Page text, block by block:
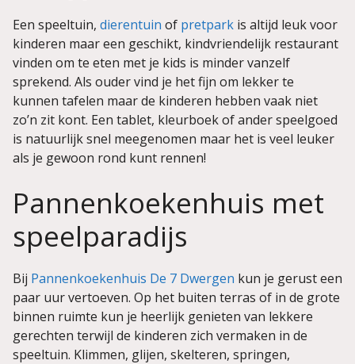
Een speeltuin, dierentuin of pretpark is altijd leuk voor
kinderen maar een geschikt, kindvriendelijk restaurant
vinden om te eten met je kids is minder vanzelf
sprekend. Als ouder vind je het fijn om lekker te
kunnen tafelen maar de kinderen hebben vaak niet
zo’n zit kont. Een tablet, kleurboek of ander speelgoed
is natuurlijk snel meegenomen maar het is veel leuker
als je gewoon rond kunt rennen!
Pannenkoekenhuis met
speelparadijs
Bij Pannenkoekenhuis De 7 Dwergen kun je gerust een
paar uur vertoeven. Op het buiten terras of in de grote
binnen ruimte kun je heerlijk genieten van lekkere
gerechten terwijl de kinderen zich vermaken in de
speeltuin. Klimmen, glijen, skelteren, springen,